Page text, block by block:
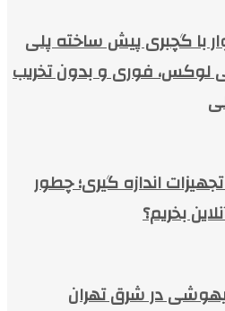
با گچبری پیش ساخته پلی
لوکس، فوری و بدون تخریب
اندازه گیری؛ چطور
بخریم؟
در شرق تهران